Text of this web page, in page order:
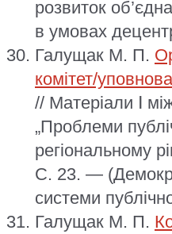
розвиток
в умовах
Галущак М. П.
комітет/
// Матеріали Ⅰ
„Проблеми
регіональному
С. 23. —
системи
Галущак М. П.